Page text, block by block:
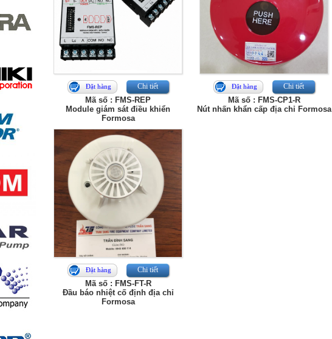
Đặt hàng Chi tiết
Mã số : FMS-REP
Module giám sát điều khiển
Formosa
Đặt hàng Chi tiết
Mã số : FMS-CP1-R
Nút nhấn khẩn cấp địa chỉ Formosa
Đặt hàng Chi tiết
Mã số : FMS-FT-R
Đầu báo nhiệt cố định địa chỉ
Formosa